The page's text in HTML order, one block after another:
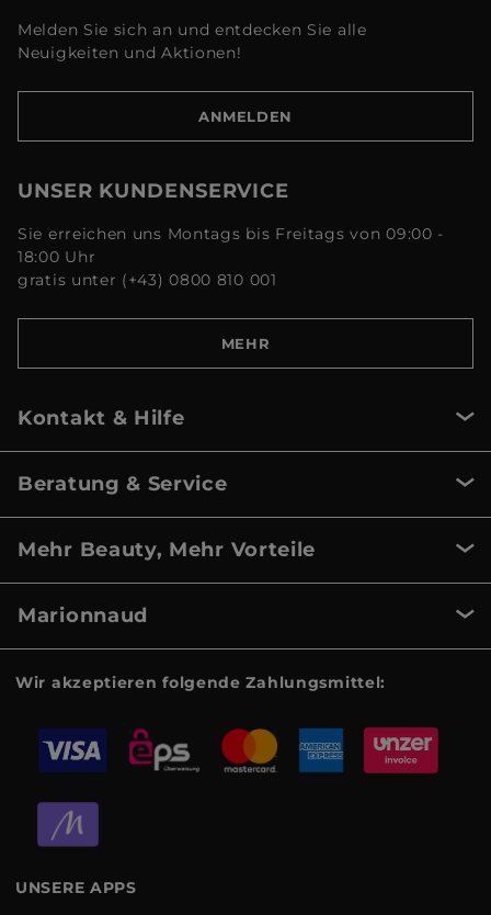
Melden Sie sich an und entdecken Sie alle
Neuigkeiten und Aktionen!
ANMELDEN
UNSER KUNDENSERVICE
Sie erreichen uns Montags bis Freitags von 09:00 -
18:00 Uhr
gratis unter (+43) 0800 810 001
MEHR
Kontakt & Hilfe
Beratung & Service
Mehr Beauty, Mehr Vorteile
Marionnaud
Wir akzeptieren folgende Zahlungsmittel:
UNSERE APPS